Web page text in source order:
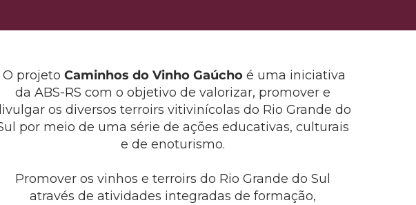
O projeto Caminhos do Vinho Gaúcho é uma iniciativa
da ABS-RS com o objetivo de valorizar, promover e
os diversos terroirs vitivinícolas do Rio Grande do
por meio de uma série de ações educativas, culturais
e de enoturismo.
Promover os vinhos e terroirs do Rio Grande do Sul
através de atividades integradas de formação,